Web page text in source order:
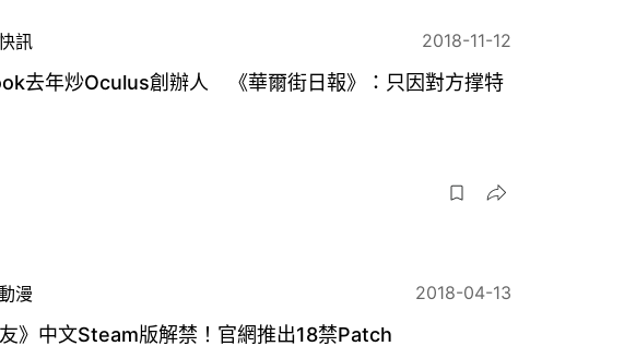
訊 2018-11-12
去年炒Oculus創辦人 《華爾街日報》：只因對方撑特
漫 2018-04-13
友》中文Steam版解禁！官網推出18禁Patch